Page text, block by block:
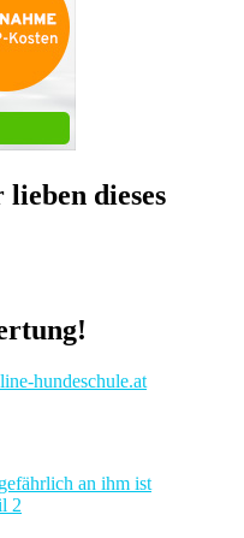
dieses
an ihm ist
2